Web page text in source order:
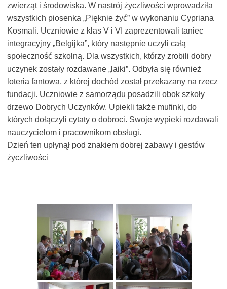
zwierząt i środowiska. W nastrój życzliwości wprowadziła
wszystkich piosenka „Pięknie żyć” w wykonaniu Cypriana
Kosmali. Uczniowie z klas V i VI zaprezentowali taniec
integracyjny „Belgijka”, który następnie uczyli całą
społeczność szkolną. Dla wszystkich, którzy zrobili dobry
uczynek zostały rozdawane „laiki”. Odbyła się również
loteria fantowa, z której dochód został przekazany na rzecz
fundacji. Uczniowie z samorządu posadzili obok szkoły
drzewo Dobrych Uczynków. Upiekli także mufinki, do
których dołączyli cytaty o dobroci. Swoje wypieki rozdawali
nauczycielom i pracownikom obsługi.
Dzień ten upłynął pod znakiem dobrej zabawy i gestów
życzliwości